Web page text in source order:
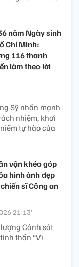
năm Ngày sinh
Chí Minh:
116 thanh
làm theo lời
Sỹ nhấn mạnh
nhiệm, khơi
tự hào của
vận khéo góp
hình ảnh đẹp
sĩ Công an
21:13’
Cảnh sát
thần “Vì